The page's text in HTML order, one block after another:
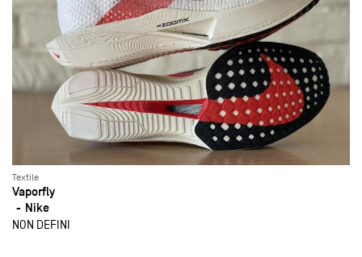
Textile
Vaporfly
Nike
NON DEFINI